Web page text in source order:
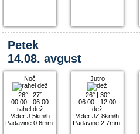
Petek
14.08. avgust
Noč
26°| 27°
00:00 - 06:00
rahel dež
Veter J 5km/h
Padavine 0.6mm.
Jutro
26°| 30°
06:00 - 12:00
dež
Veter JZ 8km/h
Padavine 2.7mm.